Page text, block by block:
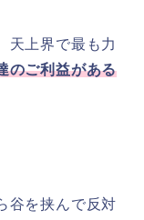
天上界で最も力
のご利益がある
谷を挟んで反対